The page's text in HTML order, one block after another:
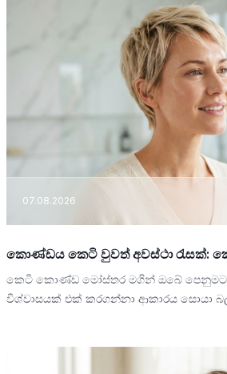
07.08.2026
කොණ්ඩය කෙටි වුවත් අවස්ථා රැසක්:
කෙටි කොණ්ඩ මෝස්තර මගින් ඔබේ
විශ්වාසයක් එක් කරගන්නා ආකාරය සොයා